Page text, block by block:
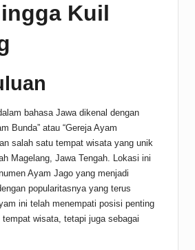
Kuil
bahasa Jawa dikenal dengan
Bunda” atau “Gereja Ayam
salah satu tempat wisata yang unik
Magelang, Jawa Tengah. Lokasi ini
Ayam Jago yang menjadi
popularitasnya yang terus
ini telah menempati posisi penting
wisata, tetapi juga sebagai